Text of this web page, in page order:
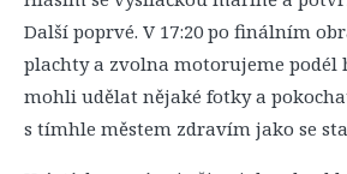
Další poprvé. V 17:20 po finálním
plachty a zvolna motorujeme podél
mohli udělat nějaké fotky a pokochat
s tímhle městem zdravím jako se